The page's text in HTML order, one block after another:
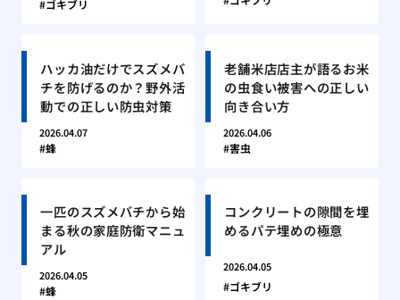
ゴキブリ
ハッカ油だけでスズメバ
チを防げるのか？野外活
動での正しい防虫対策
2026.04.07
蜂
老舗米店店主が語るお米
の虫食い被害への正しい
向き合い方
2026.04.06
害虫
一匹のスズメバチから始
まる秋の家庭防衛マニュ
アル
2026.04.05
蜂
コンクリートの隙間を埋
めるパテ埋めの極意
2026.04.05
ゴキブリ